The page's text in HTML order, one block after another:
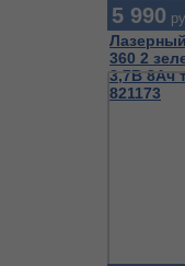
360 2
3,7В 8Ач
821173
5 990